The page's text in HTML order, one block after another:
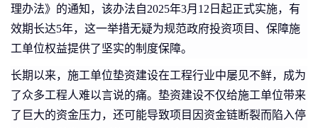
理办法》的通知，该办法自2025年3月12日起正式实施，有
效期长达5年，这一举措无疑为规范政府投资项目、保障施
工单位权益提供了坚实的制度保障。
长期以来，施工单位垫资建设在工程行业中屡见不鲜，成为
了众多工程人难以言说的痛。垫资建设不仅给施工单位带来
了巨大的资金压力，还可能导致项目因资金链断裂而陷入停